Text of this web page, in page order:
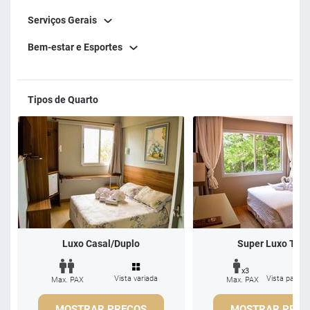
Serviços Gerais
Bem-estar e Esportes
Tipos de Quarto
Luxo Casal/Duplo
Max. PAX Vista variada
Super Luxo
x3
Max. PAX
Vista para o